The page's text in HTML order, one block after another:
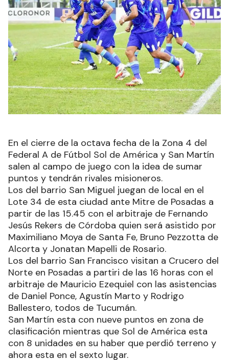
En el cierre de la octava fecha de la Zona 4 del
Federal A de Fútbol Sol de América y San Martín
salen al campo de juego con la idea de sumar
puntos y tendrán rivales misioneros.
Los del barrio San Miguel juegan de local en el
Lote 34 de esta ciudad ante Mitre de Posadas a
partir de las 15.45 con el arbitraje de Fernando
Jesús Rekers de Córdoba quien será asistido por
Maximiliano Moya de Santa Fe, Bruno Pezzotta de
Alcorta y Jonatan Mapelli de Rosario.
Los del barrio San Francisco visitan a Crucero del
Norte en Posadas a partiri de las 16 horas con el
arbitraje de Mauricio Ezequiel con las asistencias
de Daniel Ponce, Agustín Marto y Rodrigo
Ballestero, todos de Tucumán.
San Martín esta con nueve puntos en zona de
clasificación mientras que Sol de América esta
con 8 unidades en su haber que perdió terreno y
ahora esta en el sexto lugar.